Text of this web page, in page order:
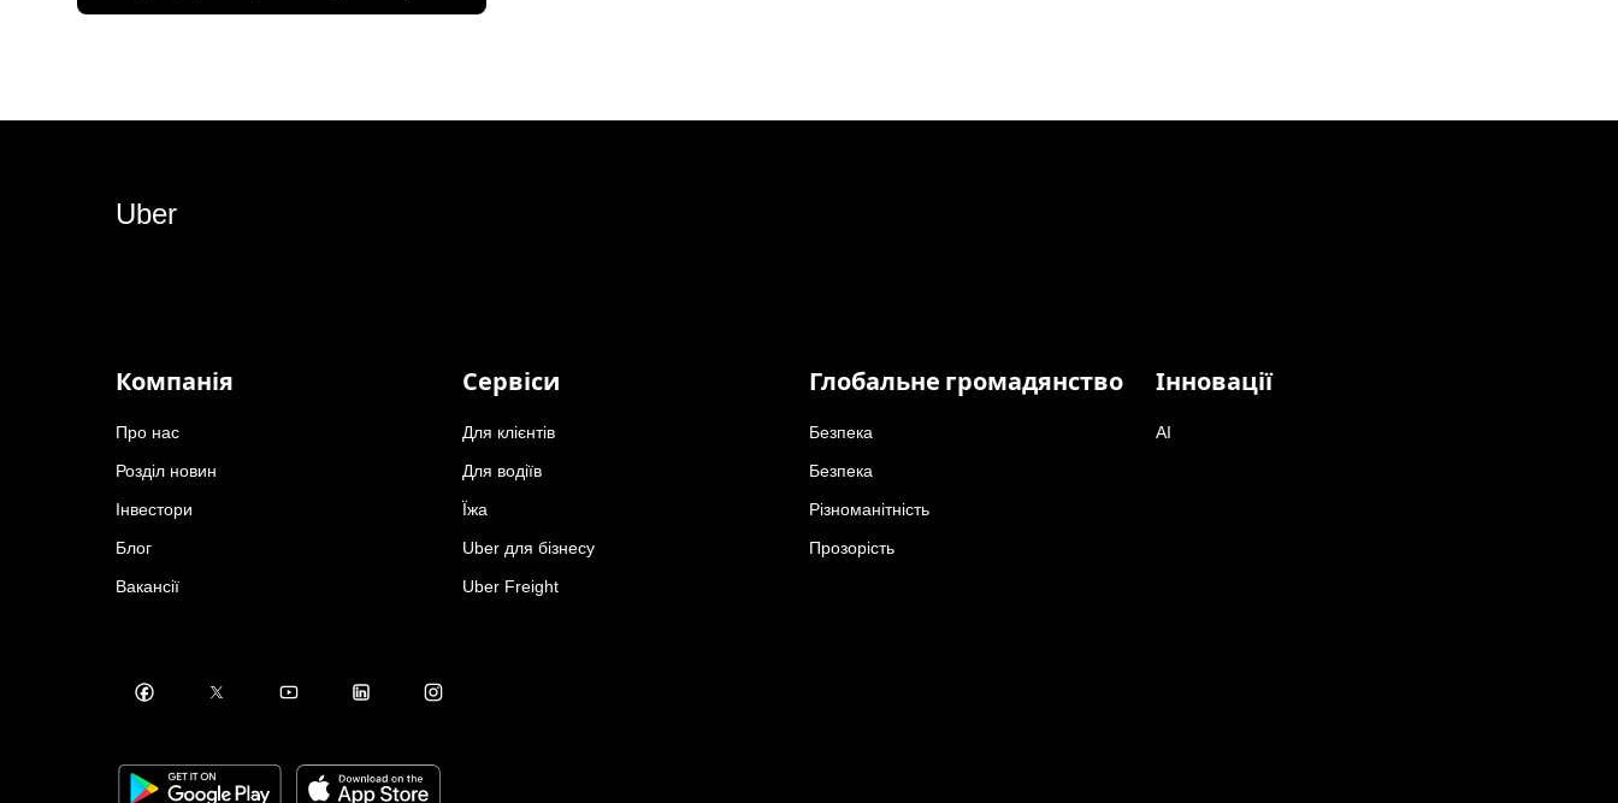
Uber
Компанія
Про нас
Розділ новин
Інвестори
Блог
Вакансії
Сервіси
Для клієнтів
Для водіїв
Їжа
Uber для бізнесу
Uber Freight
Глобальне громадянство
Безпека
Безпека
Різноманітність
Прозорість
Інновації
AI